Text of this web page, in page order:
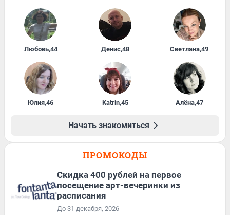
Любовь,44 Денис,48 Светлана,49
Юлия,46 Katrin,45 Алёна,47
Начать знакомиться
ПРОМОКОДЫ
Cкидка 400 рублей на первое
посещение арт-вечеринки из
расписания
До 31 декабря, 2026